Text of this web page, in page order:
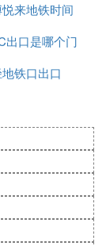
间：22:5
明广场发车
来地铁时间
出口是哪个门
地铁口出口